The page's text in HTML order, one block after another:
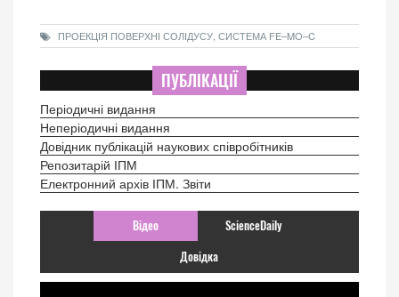
ПРОЕКЦІЯ ПОВЕРХНІ СОЛІДУСУ, СИСТЕМА FE–MO–C
ПУБЛІКАЦІЇ
Періодичні видання
Неперіодичні видання
Довідник публікацій наукових співробітників
Репозитарій ІПМ
Електронний архів ІПМ. Звіти
Відео ScienceDaily
Довідка